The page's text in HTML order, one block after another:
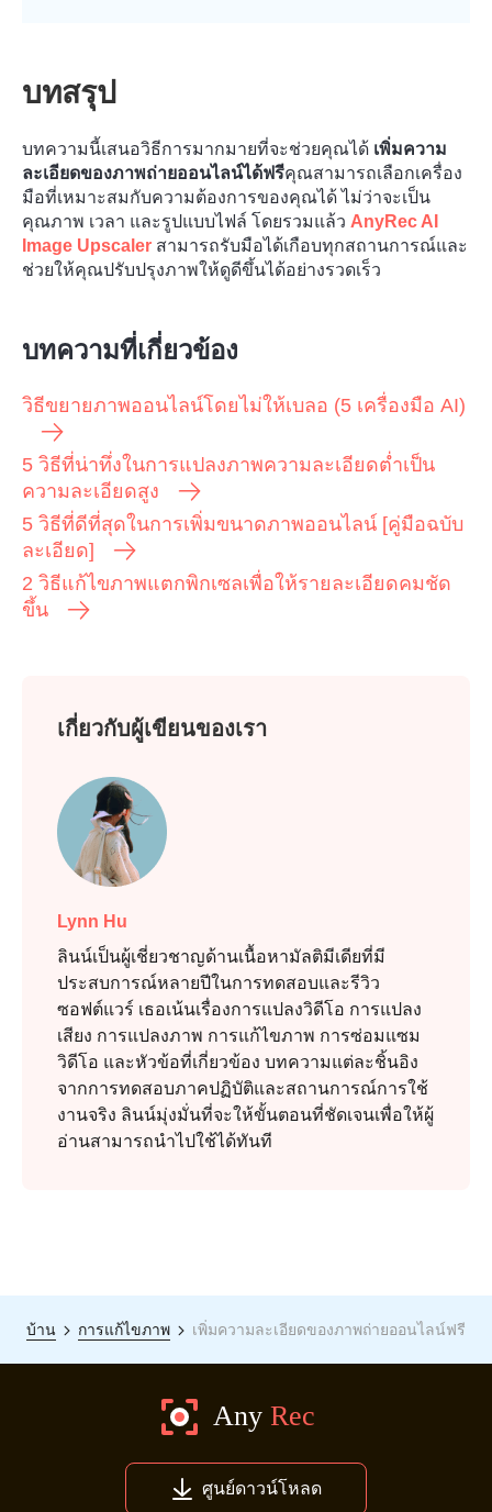
บทสรุป
บทความนี้เสนอวิธีการมากมายที่จะช่วยคุณได้ เพิ่มความ
ละเอียดของภาพถ่ายออนไลน์ได้ฟรีคุณสามารถเลือกเครื่อง
มือที่เหมาะสมกับความต้องการของคุณได้ ไม่ว่าจะเป็น
คุณภาพ เวลา และรูปแบบไฟล์ โดยรวมแล้ว AnyRec AI
Image Upscaler สามารถรับมือได้เกือบทุกสถานการณ์และ
ช่วยให้คุณปรับปรุงภาพให้ดูดีขึ้นได้อย่างรวดเร็ว
บทความที่เกี่ยวข้อง
วิธีขยายภาพออนไลน์โดยไม่ให้เบลอ (5 เครื่องมือ AI)
5 วิธีที่น่าทึ่งในการแปลงภาพความละเอียดต่ำเป็น
ความละเอียดสูง
5 วิธีที่ดีที่สุดในการเพิ่มขนาดภาพออนไลน์ [คู่มือฉบับ
ละเอียด]
2 วิธีแก้ไขภาพแตกพิกเซลเพื่อให้รายละเอียดคมชัด
ขึ้น
เกี่ยวกับผู้เขียนของเรา
Lynn Hu
ลินน์เป็นผู้เชี่ยวชาญด้านเนื้อหามัลติมีเดียที่มี
ประสบการณ์หลายปีในการทดสอบและรีวิว
ซอฟต์แวร์ เธอเน้นเรื่องการแปลงวิดีโอ การแปลง
เสียง การแปลงภาพ การแก้ไขภาพ การซ่อมแซม
วิดีโอ และหัวข้อที่เกี่ยวข้อง บทความแต่ละชิ้นอิง
จากการทดสอบภาคปฏิบัติและสถานการณ์การใช้
งานจริง ลินน์มุ่งมั่นที่จะให้ขั้นตอนที่ชัดเจนเพื่อให้ผู้
อ่านสามารถนำไปใช้ได้ทันที
บ้าน การแก้ไขภาพ เพิ่มความละเอียดของภาพถ่ายออนไลน์ฟรี
ศูนย์ดาวน์โหลด